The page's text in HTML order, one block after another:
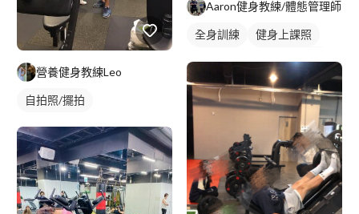
營養健身教練Leo
自拍照/擺拍
Aaron健身教練/體態管理師
全身訓練
健身上課照
健身課程